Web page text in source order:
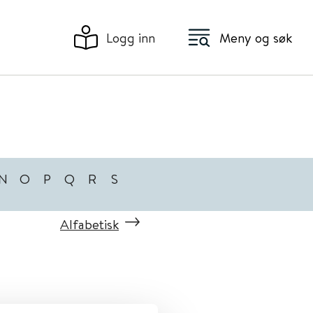
Logg inn Meny og søk
O P Q R S
Alfabetisk